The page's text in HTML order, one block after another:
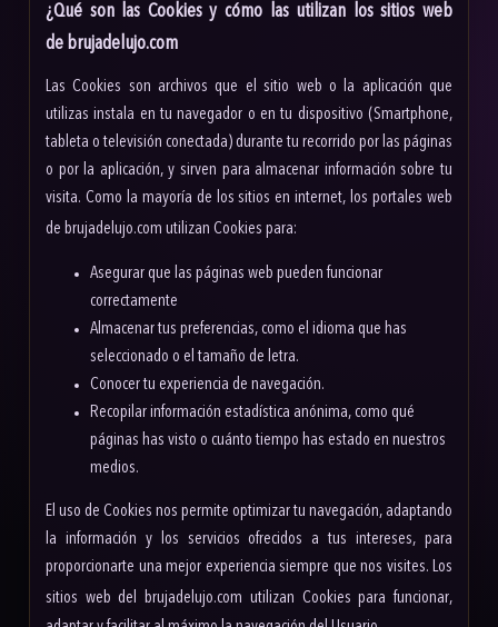
¿Qué son las Cookies y cómo las utilizan los sitios web
de brujadelujo.com
Las Cookies son archivos que el sitio web o la aplicación que
utilizas instala en tu navegador o en tu dispositivo (Smartphone,
tableta o televisión conectada) durante tu recorrido por las páginas
o por la aplicación, y sirven para almacenar información sobre tu
visita. Como la mayoría de los sitios en internet, los portales web
de brujadelujo.com utilizan Cookies para:
Asegurar que las páginas web pueden funcionar
correctamente
Almacenar tus preferencias, como el idioma que has
seleccionado o el tamaño de letra.
Conocer tu experiencia de navegación.
Recopilar información estadística anónima, como qué
páginas has visto o cuánto tiempo has estado en nuestros
medios.
El uso de Cookies nos permite optimizar tu navegación, adaptando
la información y los servicios ofrecidos a tus intereses, para
proporcionarte una mejor experiencia siempre que nos visites. Los
sitios web del
brujadelujo.com utilizan Cookies para funcionar,